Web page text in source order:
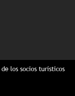
los socios turísticos